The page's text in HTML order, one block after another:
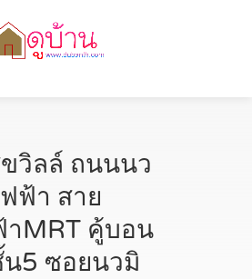
วิลล์ ถนนนว
ฟ้า สาย
MRT คู้บอน
น5 ซอยนวมิ